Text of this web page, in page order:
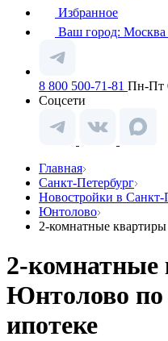
Избранное
Ваш город: Москва
8 800 500-71-81 Пн-Пт
Соцсети
Главная
Санкт-Петербург
Новостройки в Санкт-
Юнтолово
2-комнатные квартиры
2-
Юнтолово по
ипотеке